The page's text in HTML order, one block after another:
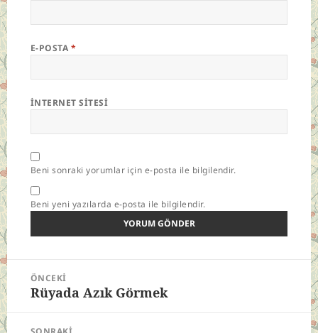
E-POSTA *
İNTERNET SITESI
Beni sonraki yorumlar için e-posta ile bilgilendir.
Beni yeni yazılarda e-posta ile bilgilendir.
Yazı
gezinmesi
ÖNCEKI
Önceki
Rüyada Azık Görmek